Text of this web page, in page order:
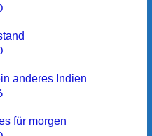
anderes Indien
für morgen